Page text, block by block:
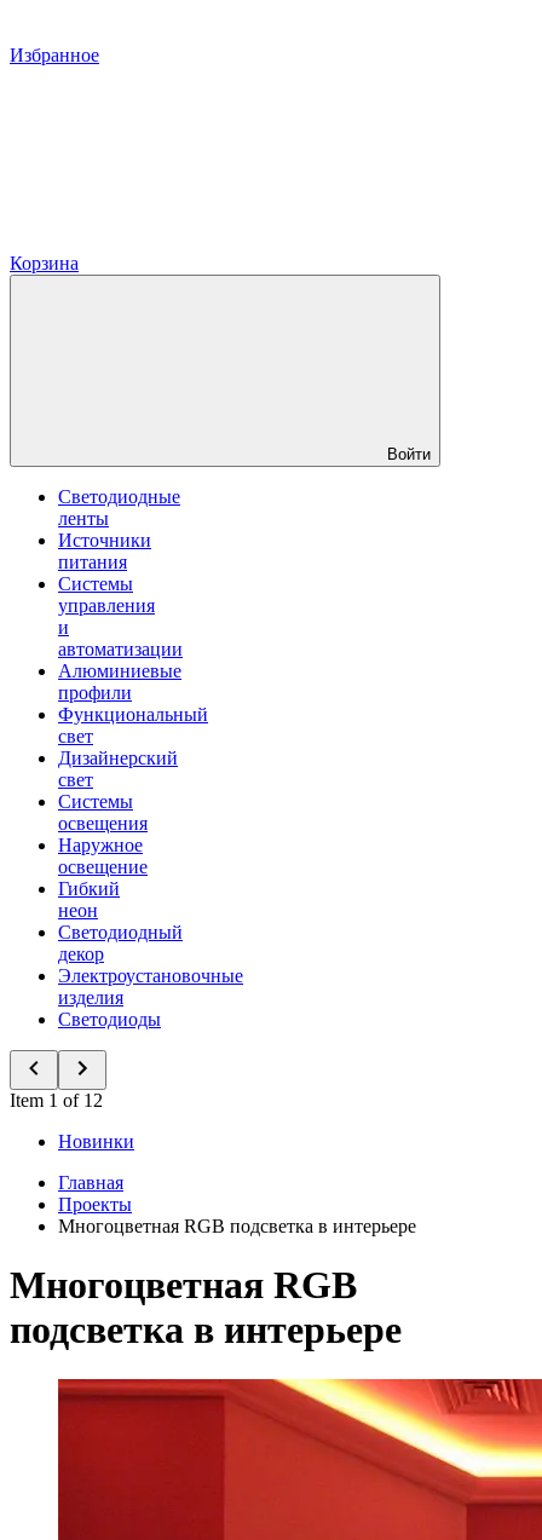
Избранное
Корзина
Войти
Светодиодные
ленты
Источники
питания
Системы
управления
и
автоматизации
Алюминиевые
профили
Функциональный
свет
Дизайнерский
свет
Системы
освещения
Наружное
освещение
Гибкий
неон
Светодиодный
декор
Электроустановочные
изделия
Светодиоды
Item 1 of 12
Новинки
Главная
Проекты
Многоцветная RGB подсветка в интерьере
Многоцветная RGB
подсветка в интерьере